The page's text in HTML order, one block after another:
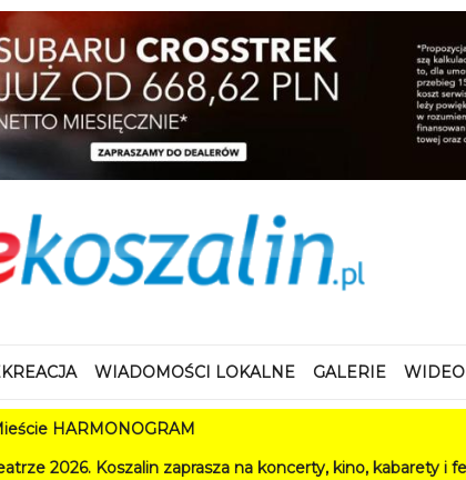
WIADOMOŚCI LOKALNE GALERIE WIDEO
zaprasza na koncerty, kino, kabarety i festiwale